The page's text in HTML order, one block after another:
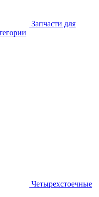
Запчасти для
Четырехстоечные